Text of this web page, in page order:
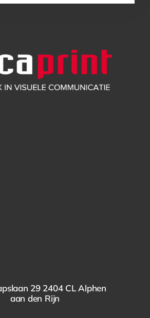
29 2404 CL Alphen
aan den Rijn